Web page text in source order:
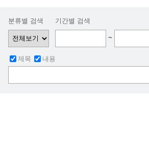
분류별 검색 기간별 검색
~
제목 내용